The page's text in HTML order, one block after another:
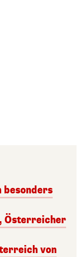
besonders
Österreicher
von